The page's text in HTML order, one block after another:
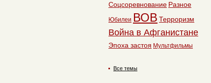
Соцсоревнование Разное
Юбилеи ВОВ Терроризм
Война в Афганистане
Эпоха застоя Мультфильмы
Все темы